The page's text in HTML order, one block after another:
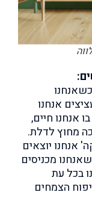
אנחנו
אנחנו חיים,
מחוץ לדלת.
אנחנו יוצאים
מכניסים
בכל עת
הצמחים